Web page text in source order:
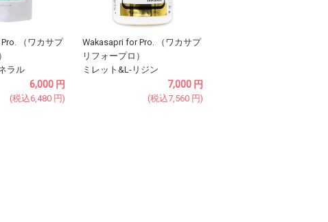
（ワカサプ
ラル
6,000 円
(税込6,480 円)
Wakasapri for Pro. （ワカサプ
リフォープロ）
ミレット&L-リジン
7,000円
(税込7,560円)